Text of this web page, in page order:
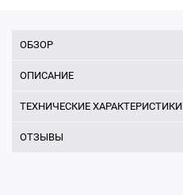
ОБЗОР
ОПИСАНИЕ
ТЕХНИЧЕСКИЕ ХАРАКТЕРИСТИКИ
ОТЗЫВЫ